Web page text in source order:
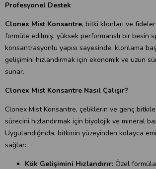
Profesyonel Destek
Clonex Mist Konsantre, bitki klonları ve
formüle edilmiş, yüksek performanslı bir besin
konsantrasyonlu yapısı sayesinde, klonlama
gelişimini hızlandırmak için ekonomik ve uzun
sunar.
Clonex Mist Konsantre Nasıl Çalışır?
Clonex Mist Konsantre, çeliklerin ve genç
sürecini hızlandırmak için biyolojik ve mineral
Uygulandığında, bitkinin yüzeyinden kolayca
sağlar:
Kök Gelişimini Hızlandırır: Özel